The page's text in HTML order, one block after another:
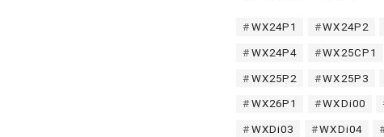
WX24P1 WX24P2
WX24P4 WX25CP1
WX25P2 WX25P3
WX26P1 WXDi00
WXDi03 WXDi04